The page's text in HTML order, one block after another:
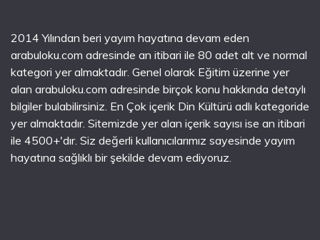
2014 Yılından beri yayım hayatına devam eden
arabuloku.com adresinde an itibari ile 80 adet alt ve normal
kategori yer almaktadır. Genel olarak Eğitim üzerine yer
alan arabuloku.com adresinde birçok konu hakkında detaylı
bilgiler bulabilirsiniz. En Çok içerik Din Kültürü adlı kategoride
yer almaktadır. Sitemizde yer alan içerik sayısı ise an itibari
ile 4500+'dır. Siz değerli kullanıcılarımız sayesinde yayım
hayatına sağlıklı bir şekilde devam ediyoruz.